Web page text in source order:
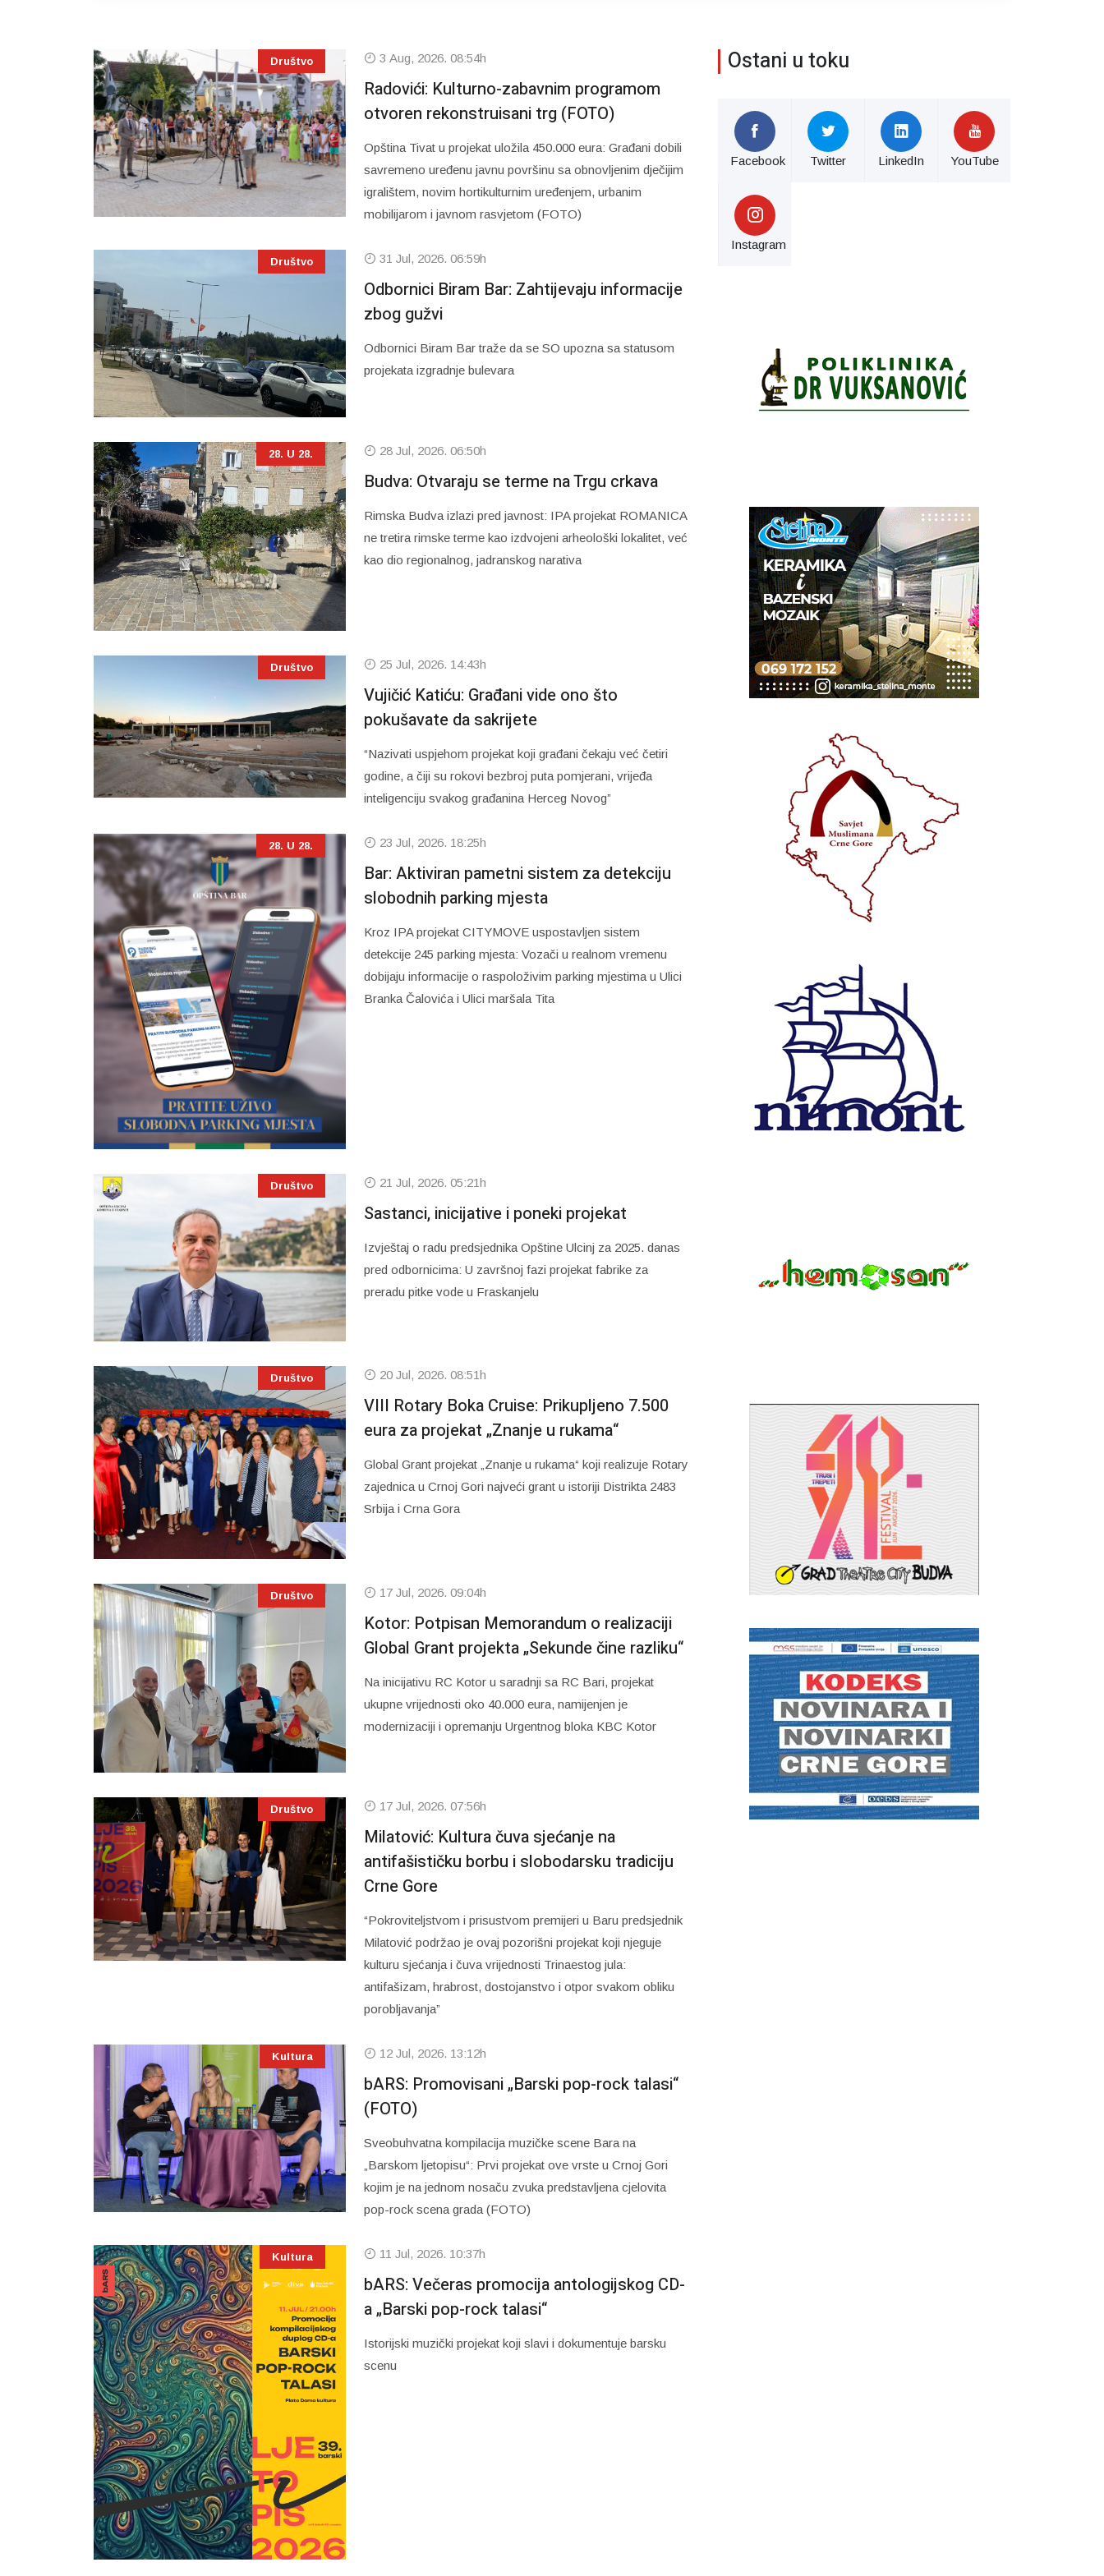
Društvo 3 Aug, 2026. 08:54h
Radovići: Kulturno-zabavnim programom
otvoren rekonstruisani trg (FOTO)
Opština Tivat u projekat uložila 450.000 eura: Građani dobili
savremeno uređenu javnu površinu sa obnovljenim dječijim
igralištem, novim hortikulturnim uređenjem, urbanim
mobilijarom i javnom rasvjetom (FOTO)
Društvo 31 Jul, 2026. 06:59h
Odbornici Biram Bar: Zahtijevaju informacije
zbog gužvi
Odbornici Biram Bar traže da se SO upozna sa statusom
projekata izgradnje bulevara
28. U 28. 28 Jul, 2026. 06:50h
Budva: Otvaraju se terme na Trgu crkava
Rimska Budva izlazi pred javnost: IPA projekat ROMANICA
ne tretira rimske terme kao izdvojeni arheološki lokalitet, već
kao dio regionalnog, jadranskog narativa
Društvo 25 Jul, 2026. 14:43h
Vujičić Katiću: Građani vide ono što
pokušavate da sakrijete
“Nazivati uspjehom projekat koji građani čekaju već četiri
godine, a čiji su rokovi bezbroj puta pomjerani, vrijeđa
inteligenciju svakog građanina Herceg Novog”
28. U 28. 23 Jul, 2026. 18:25h
Bar: Aktiviran pametni sistem za detekciju
slobodnih parking mjesta
Kroz IPA projekat CITYMOVE uspostavljen sistem
detekcije 245 parking mjesta: Vozači u realnom vremenu
dobijaju informacije o raspoloživim parking mjestima u Ulici
Branka Čalovića i Ulici maršala Tita
Društvo 21 Jul, 2026. 05:21h
Sastanci, inicijative i poneki projekat
Izvještaj o radu predsjednika Opštine Ulcinj za 2025. danas
pred odbornicima: U završnoj fazi projekat fabrike za
preradu pitke vode u Fraskanjelu
Društvo 20 Jul, 2026. 08:51h
VIII Rotary Boka Cruise: Prikupljeno 7.500
eura za projekat „Znanje u rukama“
Global Grant projekat „Znanje u rukama“ koji realizuje Rotary
zajednica u Crnoj Gori najveći grant u istoriji Distrikta 2483
Srbija i Crna Gora
Društvo 17 Jul, 2026. 09:04h
Kotor: Potpisan Memorandum o realizaciji
Global Grant projekta „Sekunde čine razliku“
Na inicijativu RC Kotor u saradnji sa RC Bari, projekat
ukupne vrijednosti oko 40.000 eura, namijenjen je
modernizaciji i opremanju Urgentnog bloka KBC Kotor
Društvo 17 Jul, 2026. 07:56h
Milatović: Kultura čuva sjećanje na
antifašističku borbu i slobodarsku tradiciju
Crne Gore
“Pokroviteljstvom i prisustvom premijeri u Baru predsjednik
Milatović podržao je ovaj pozorišni projekat koji njeguje
kulturu sjećanja i čuva vrijednosti Trinaestog jula:
antifašizam, hrabrost, dostojanstvo i otpor svakom obliku
porobljavanja”
Kultura 12 Jul, 2026. 13:12h
bARS: Promovisani „Barski pop-rock talasi“
(FOTO)
Sveobuhvatna kompilacija muzičke scene Bara na
„Barskom ljetopisu“: Prvi projekat ove vrste u Crnoj Gori
kojim je na jednom nosaču zvuka predstavljena cjelovita
pop-rock scena grada (FOTO)
Kultura 11 Jul, 2026. 10:37h
bARS: Večeras promocija antologijskog CD-
a „Barski pop-rock talasi“
Istorijski muzički projekat koji slavi i dokumentuje barsku
scenu
Ostani u toku
Facebook Twitter LinkedIn YouTube
Instagram